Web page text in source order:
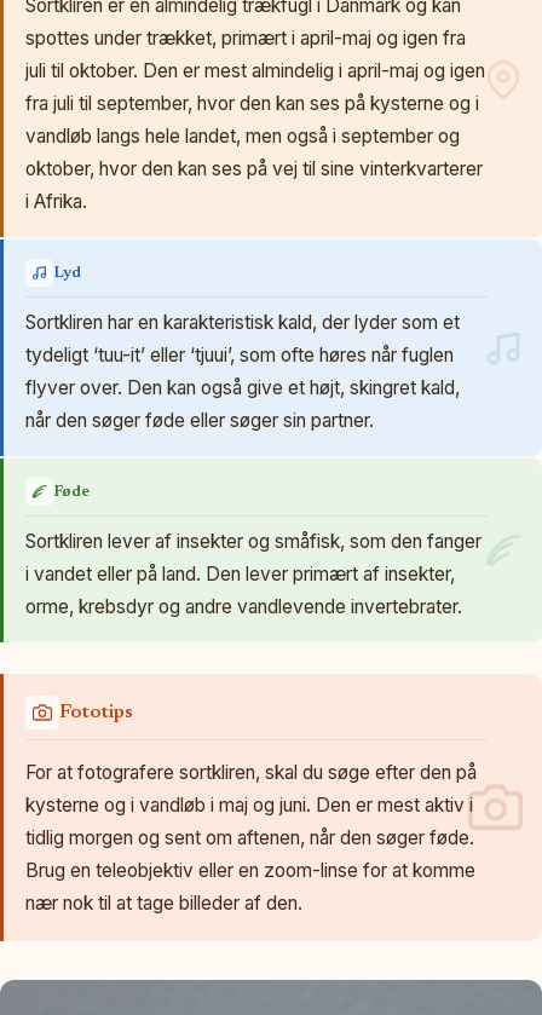
Sortkliren er en almindelig trækfugl i Danmark og kan
spottes under trækket, primært i april-maj og igen fra
juli til oktober. Den er mest almindelig i april-maj og igen
fra juli til september, hvor den kan ses på kysterne og i
vandløb langs hele landet, men også i september og
oktober, hvor den kan ses på vej til sine vinterkvarterer
i Afrika.
Lyd
Sortkliren har en karakteristisk kald, der lyder som et
tydeligt ‘tuu-it’ eller ‘tjuui’, som ofte høres når fuglen
flyver over. Den kan også give et højt, skingret kald,
når den søger føde eller søger sin partner.
Føde
Sortkliren lever af insekter og småfisk, som den fanger
i vandet eller på land. Den lever primært af insekter,
orme, krebsdyr og andre vandlevende invertebrater.
Fototips
For at fotografere sortkliren, skal du søge efter den på
kysterne og i vandløb i maj og juni. Den er mest aktiv i
tidlig morgen og sent om aftenen, når den søger føde.
Brug en teleobjektiv eller en zoom-linse for at komme
nær nok til at tage billeder af den.